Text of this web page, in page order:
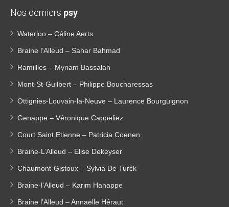
Nos derniers psy
Waterloo – Céline Aerts
Braine l’Alleud – Sahar Bahmad
Ramillies – Myriam Bassalah
Mont-St-Guilbert – Philippe Boucharessas
Ottignies-Louvain-la-Neuve – Laurence Bourguignon
Genappe – Véronique Cappeliez
Court Saint Etienne – Patricia Coenen
Braine-L’Alleud – Elise Dekeyser
Chaumont-Gistoux – Sylvia De Turck
Braine-l’Alleud – Karim Hanappe
Braine l’Alleud – Annaëlle Héraut